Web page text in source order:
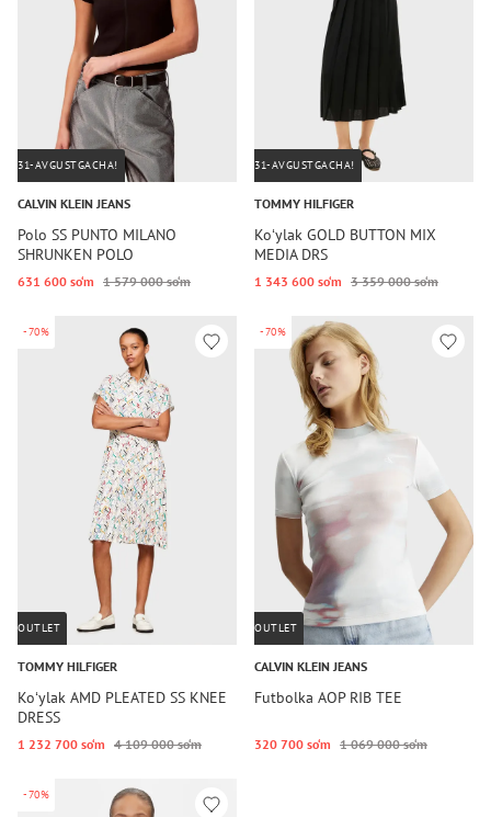
31-AVGUSTGACHA!
CALVIN KLEIN JEANS
Polo SS PUNTO MILANO
SHRUNKEN POLO
631 600 so‘m 1 579 000 so‘m
31-AVGUSTGACHA!
TOMMY HILFIGER
Koʻylak GOLD BUTTON MIX
MEDIA DRS
1 343 600 so‘m 3 359 000 so‘m
-70%
OUTLET
TOMMY HILFIGER
Koʻylak AMD PLEATED SS KNEE
DRESS
1 232 700 so‘m 4 109 000 so‘m
-70%
OUTLET
CALVIN KLEIN JEANS
Futbolka AOP RIB TEE
320 700 so‘m 1 069 000 so‘m
-70%